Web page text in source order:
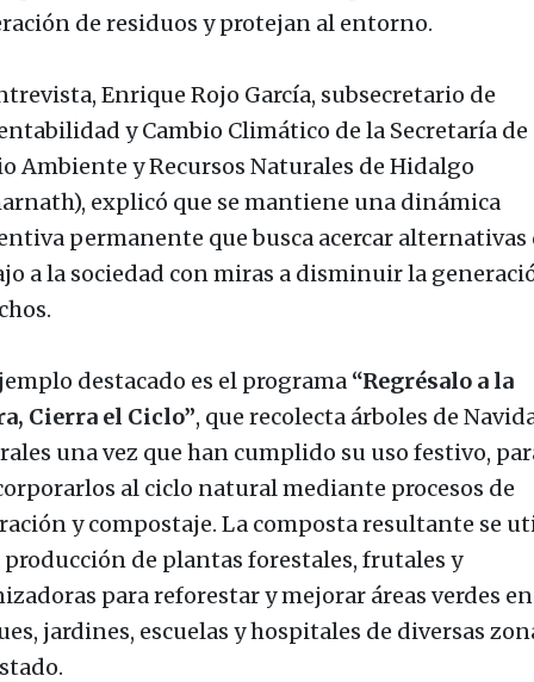
de residuos y protejan al entorno.
Enrique Rojo García, subsecretario de
y Cambio Climático de la Secretaría de
Ambiente y Recursos Naturales de Hidalgo
explicó que se mantiene una dinámica
permanente que busca acercar alternativas
a la sociedad con miras a disminuir la
destacado es el programa “Regrésalo a la
Cierra el Ciclo”, que recolecta árboles de
una vez que han cumplido su uso festivo,
al ciclo natural mediante procesos de
y compostaje. La composta resultante se
producción de plantas forestales, frutales y
para reforestar y mejorar áreas verdes en
jardines, escuelas y hospitales de diversas